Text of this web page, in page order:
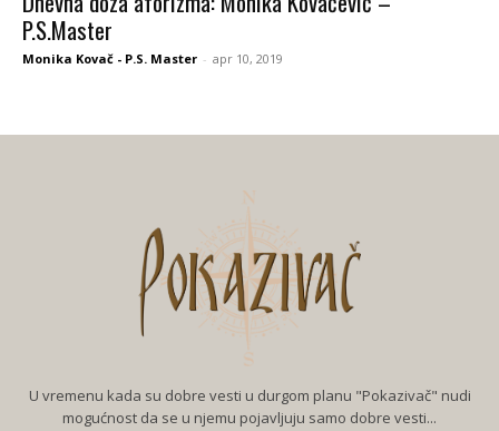
P.S.Master
Monika Kovač - P.S. Master - apr 10, 2019
U vremenu kada su dobre vesti u durgom planu "Pokazivač" nudi
mogućnost da se u njemu pojavljuju samo dobre vesti...